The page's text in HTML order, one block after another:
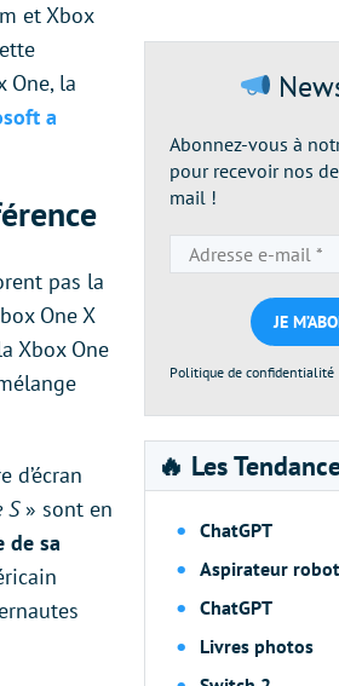
et Xbox
One, la
a
pas la
One X
Xbox One
d’écran
S» sont en
de sa
Abonnez-vous à
pour recevoir nos
mail !
*
Politique de confidentialité
🔥 Les
ChatGPT
Aspirateur robot
ChatGPT
Livres photos